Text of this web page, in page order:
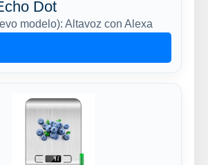
Dot
modelo): Altavoz con Alexa